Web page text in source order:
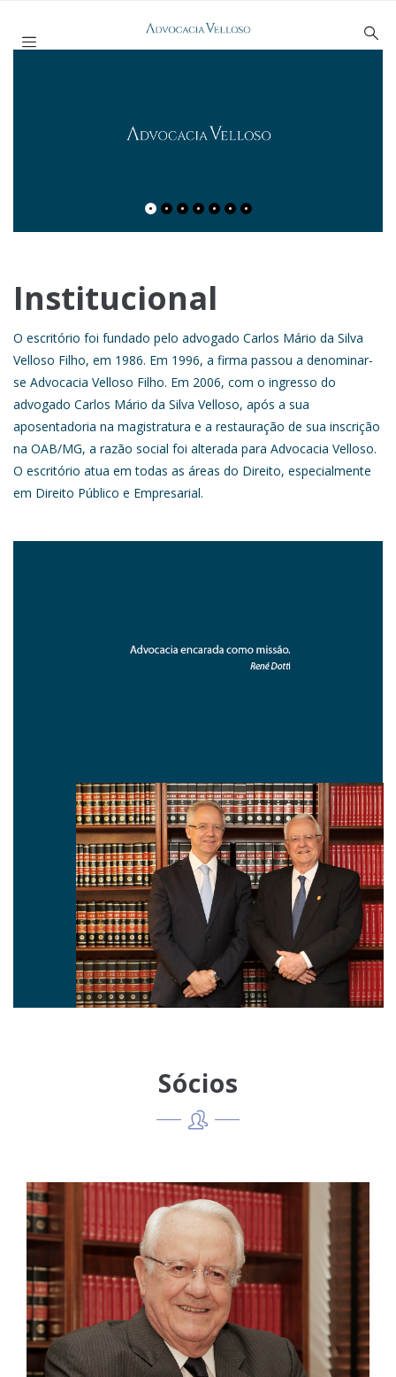
Institucional
O escritório foi fundado pelo advogado Carlos Mário da Silva
Velloso Filho, em 1986. Em 1996, a firma passou a denominar-
se Advocacia Velloso Filho. Em 2006, com o ingresso do
advogado Carlos Mário da Silva Velloso, após a sua
aposentadoria na magistratura e a restauração de sua inscrição
na OAB/MG, a razão social foi alterada para Advocacia Velloso.
O escritório atua em todas as áreas do Direito, especialmente
em Direito Público e Empresarial.
Sócios